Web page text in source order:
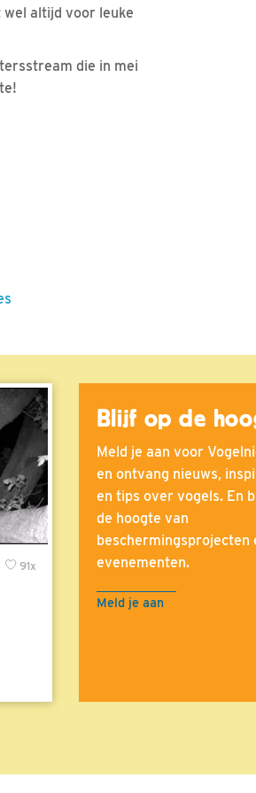
altijd voor leuke
die in mei
91x
Blijf op de
Meld je aan voor
en ontvang nieuws,
en tips over vogels. En
de hoogte van
beschermingsprojecten
evenementen.
Meld je aan